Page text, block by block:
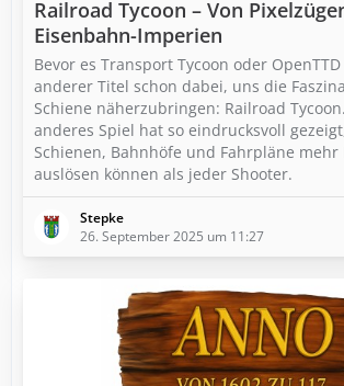
Railroad Tycoon – Von
Eisenbahn-Imperien
Bevor es Transport Tycoon oder
anderer Titel schon dabei, uns die
Schiene näherzubringen: Railroad
anderes Spiel hat so eindrucksvoll
Schienen, Bahnhöfe und Fahrpläne mehr
auslösen können als jeder Shooter.
Stepke
26. September 2025 um 11:27